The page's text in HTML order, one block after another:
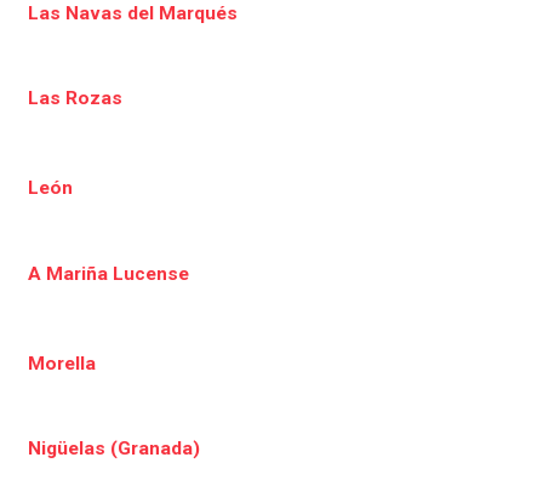
Las Navas del Marqués
Las Rozas
León
A Mariña Lucense
Morella
Nigüelas (Granada)